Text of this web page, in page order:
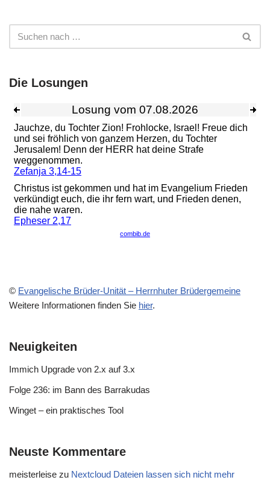
Die Losungen
© Evangelische Brüder-Unität – Herrnhuter Brüdergemeine
Weitere Informationen finden Sie hier.
Neuigkeiten
Immich Upgrade von 2.x auf 3.x
Folge 236: im Bann des Barrakudas
Winget – ein praktisches Tool
Neuste Kommentare
meisterleise zu Nextcloud Dateien lassen sich nicht mehr